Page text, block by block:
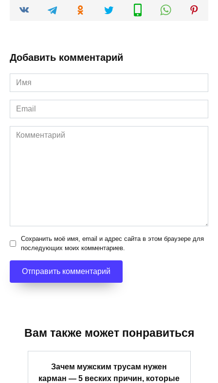
Добавить комментарий
Имя
*
Email
*
Комментарий
Сохранить моё имя, email и адрес сайта в этом браузере для
последующих моих комментариев.
Вам также может понравиться
Зачем мужским трусам нужен
карман — 5 веских причин, которые